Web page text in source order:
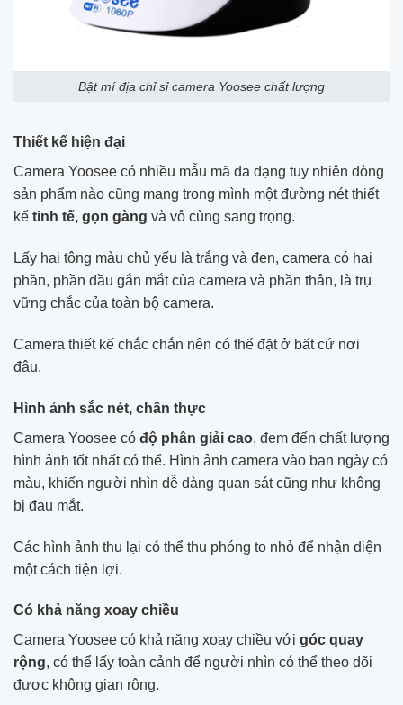
Bật mí địa chỉ sỉ camera Yoosee chất lượng
Thiết kế hiện đại
Camera Yoosee có nhiều mẫu mã đa dạng tuy nhiên dòng
sản phẩm nào cũng mang trong mình một đường nét thiết
kế tinh tế, gọn gàng và vô cùng sang trọng.
Lấy hai tông màu chủ yếu là trắng và đen, camera có hai
phần, phần đầu gắn mắt của camera và phần thân, là trụ
vững chắc của toàn bộ camera.
Camera thiết kế chắc chắn nên có thể đặt ở bất cứ nơi
đâu.
Hình ảnh sắc nét, chân thực
Camera Yoosee có độ phân giải cao, đem đến chất lượng
hình ảnh tốt nhất có thể. Hình ảnh camera vào ban ngày có
màu, khiến người nhìn dễ dàng quan sát cũng như không
bị đau mắt.
Các hình ảnh thu lại có thể thu phóng to nhỏ để nhận diện
một cách tiện lợi.
Có khả năng xoay chiều
Camera Yoosee có khả năng xoay chiều với góc quay
rộng, có thể lấy toàn cảnh để người nhìn có thể theo dõi
được không gian rộng.